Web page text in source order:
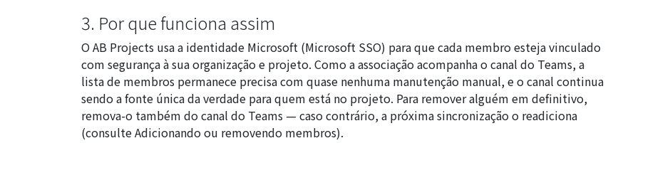
3. Por que funciona assim
O AB Projects usa a identidade Microsoft (Microsoft SSO) para que cada membro esteja vinculado
com segurança à sua organização e projeto. Como a associação acompanha o canal do Teams, a
lista de membros permanece precisa com quase nenhuma manutenção manual, e o canal continua
sendo a fonte única da verdade para quem está no projeto. Para remover alguém em definitivo,
remova-o também do canal do Teams — caso contrário, a próxima sincronização o readiciona
(consulteAdicionando ou removendo membros).